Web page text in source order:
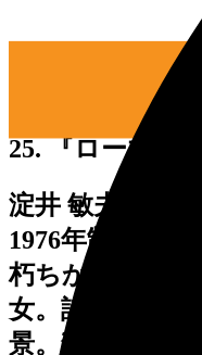
25. 『ローマの
淀井 敏夫 (よど
1976年制作 高さ
朽ちかけたベ
女。詩情豊か
景。独特なフ